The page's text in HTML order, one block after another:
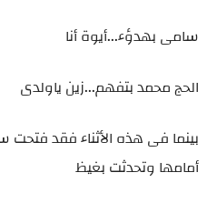
سامى بهدؤء...أيوة أنا
الحج محمد بتفهم...زين ياولدى
بينما فى هذه الأثناء فقد
أمامها وتحدثت بغيظ